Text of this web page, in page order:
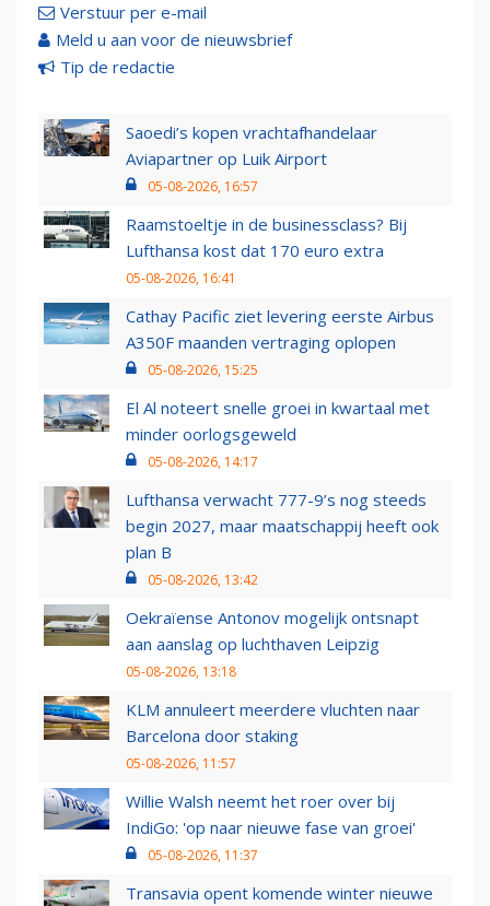
Verstuur per e-mail
Meld u aan voor de nieuwsbrief
Tip de redactie
Saoedi’s kopen vrachtafhandelaar
Aviapartner op Luik Airport
05-08-2026, 16:57
Raamstoeltje in de businessclass? Bij
Lufthansa kost dat 170 euro extra
05-08-2026, 16:41
Cathay Pacific ziet levering eerste Airbus
A350F maanden vertraging oplopen
05-08-2026, 15:25
El Al noteert snelle groei in kwartaal met
minder oorlogsgeweld
05-08-2026, 14:17
Lufthansa verwacht 777-9’s nog steeds
begin 2027, maar maatschappij heeft ook
plan B
05-08-2026, 13:42
Oekraïense Antonov mogelijk ontsnapt
aan aanslag op luchthaven Leipzig
05-08-2026, 13:18
KLM annuleert meerdere vluchten naar
Barcelona door staking
05-08-2026, 11:57
Willie Walsh neemt het roer over bij
IndiGo: 'op naar nieuwe fase van groei'
05-08-2026, 11:37
Transavia opent komende winter nieuwe